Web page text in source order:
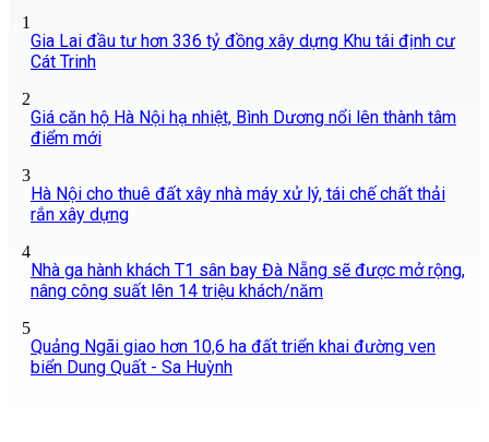
1
Gia Lai đầu tư hơn 336 tỷ đồng xây dựng Khu tái định cư
Cát Trinh
2
Giá căn hộ Hà Nội hạ nhiệt, Bình Dương nổi lên thành tâm
điểm mới
3
Hà Nội cho thuê đất xây nhà máy xử lý, tái chế chất thải
rắn xây dựng
4
Nhà ga hành khách T1 sân bay Đà Nẵng sẽ được mở rộng,
nâng công suất lên 14 triệu khách/năm
5
Quảng Ngãi giao hơn 10,6 ha đất triển khai đường ven
biển Dung Quất - Sa Huỳnh